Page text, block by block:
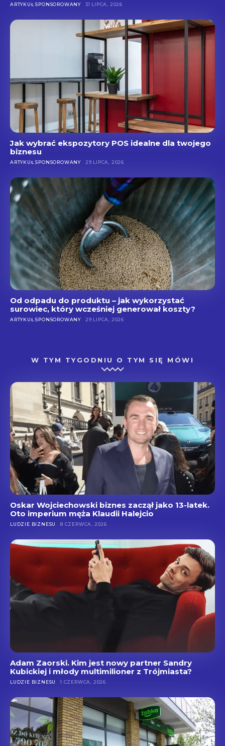
ARTYKUŁ SPONSOROWANY 31 LIPCA, 2026
Jak wybrać ekspozytory POS idealne dla twojego
biznesu
ARTYKUŁ SPONSOROWANY 29 LIPCA, 2026
Od odpadu do produktu – jak wykorzystać
surowiec, który wcześniej generował koszty?
ARTYKUŁ SPONSOROWANY 29 LIPCA, 2026
W TYM TYGODNIU O TYM SIĘ MÓWI
Oskar Wojciechowski biznes zaczął jako 13-latek.
Oto imperium męża Klaudii Halejcio
LUDZIE BIZNESU 8 CZERWCA, 2026
Adam Zaorski. Kim jest nowy partner Sandry
Kubickiej i młody multimilioner z Trójmiasta?
LUDZIE BIZNESU 1 CZERWCA, 2026